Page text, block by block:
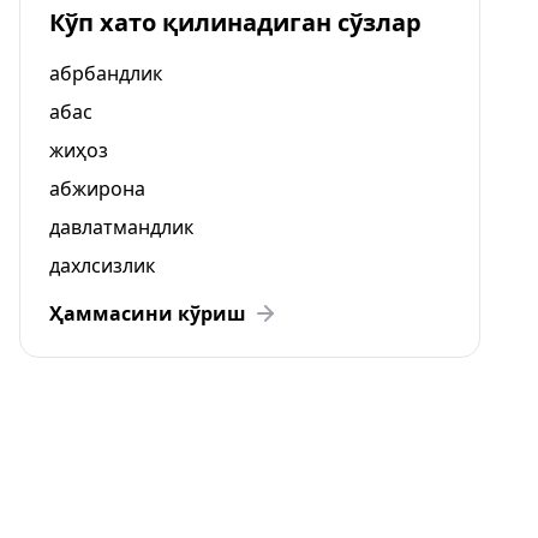
Кўп хато қилинадиган сўзлар
абрбандлик
абас
жиҳоз
абжирона
давлатмандлик
дахлсизлик
Ҳаммасини кўриш